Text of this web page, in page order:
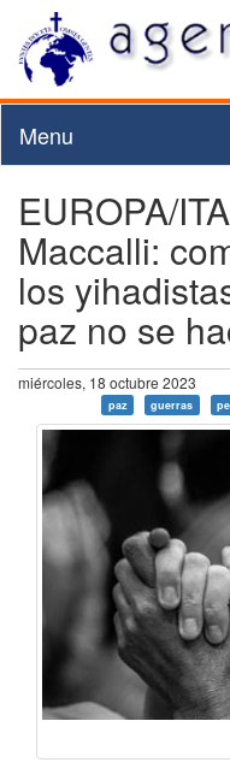
Menu
EUROPA/
Maccalli:
los
paz no se
miércoles, 18 octubre 2023
paz guerras